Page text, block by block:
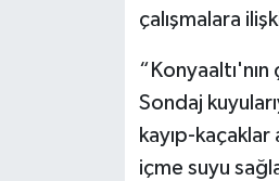
çalışmalara
Sondaj
kayıp-kaçaklar
içme suyu